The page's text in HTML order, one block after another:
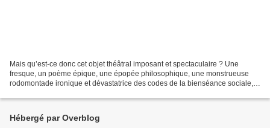
Mais qu’est-ce donc cet objet théâtral imposant et spectaculaire ? Une
fresque, un poème épique, une épopée philosophique, une monstrueuse
rodomontade ironique et dévastatrice des codes de la bienséance sociale,
Hébergé par Overblog